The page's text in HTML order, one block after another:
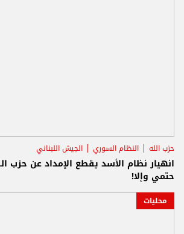
حزب الله النظام السوري الجيش اللبناني
انهيار نظام الأسد يقطع الإمداد عن حزب
حتمي وإلا!
محليات